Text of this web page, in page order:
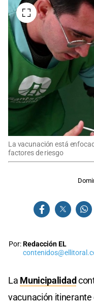
La vacunación está
factores de riesgo
Por:Redacción EL
La Municipalidad
vacunación